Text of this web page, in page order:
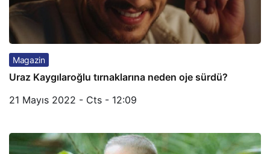
Magazin
Uraz Kaygılaroğlu tırnaklarına neden oje sürdü?
21 Mayıs 2022 - Cts - 12:09